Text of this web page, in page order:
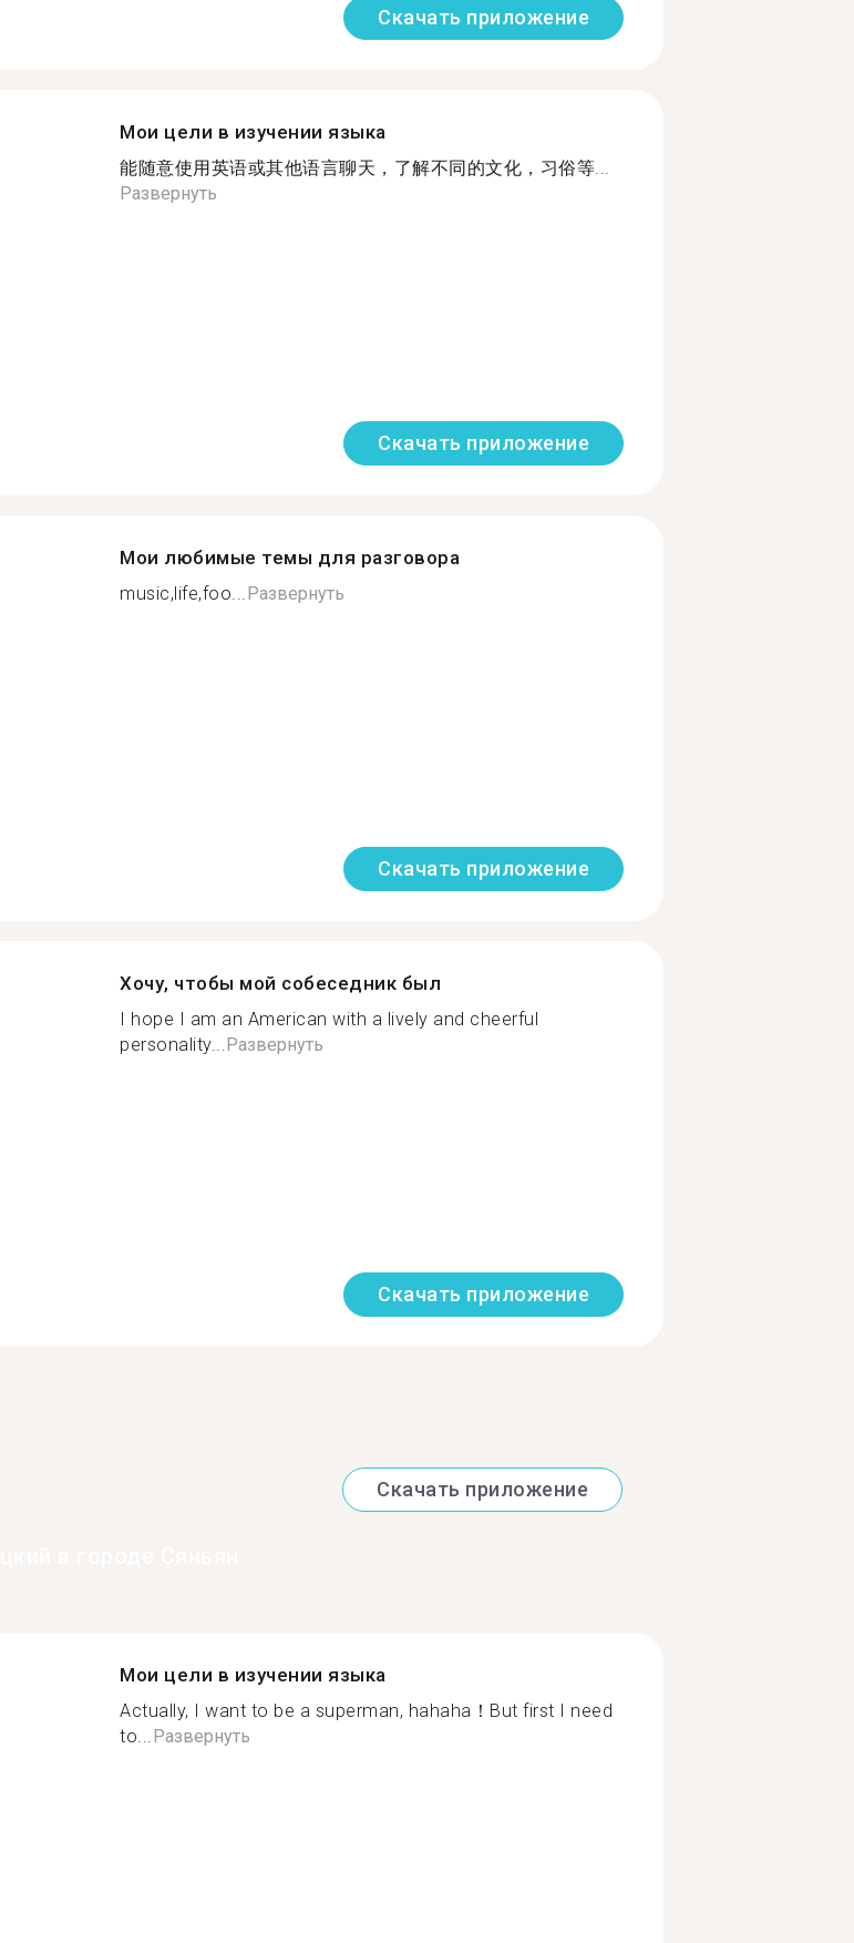
Скачать приложение
Мои цели в изучении языка
能随意使用英语或其他语言聊天，了解不同的文化，习俗等...
Развернуть
Скачать приложение
Мои любимые темы для разговора
music,life,foo...Развернуть
Скачать приложение
Хочу, чтобы мой собеседник был
I hope I am an American with a lively and cheerful
personality...Развернуть
Скачать приложение
Скачать приложение
Мои цели в изучении языка
Actually, I want to be a superman, hahaha！But first I need
to... Развернуть